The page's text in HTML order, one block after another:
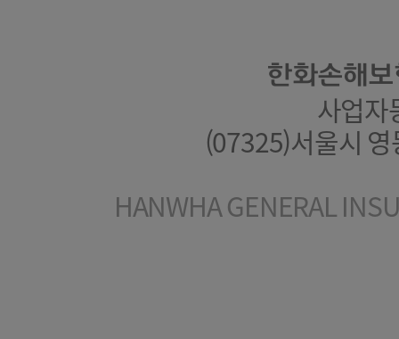
한화손해
사업
(07325)서울시
HANWHA GENERAL